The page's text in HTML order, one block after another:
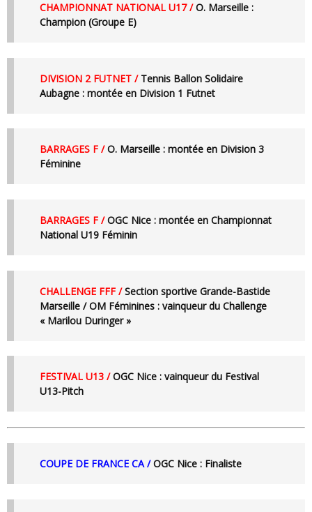
CHAMPIONNAT NATIONAL U17 / O. Marseille :
Champion (Groupe E)
DIVISION 2 FUTNET / Tennis Ballon Solidaire
Aubagne : montée en Division 1 Futnet
BARRAGES F / O. Marseille : montée en Division 3
Féminine
BARRAGES F / OGC Nice : montée en Championnat
National U19 Féminin
CHALLENGE FFF /Section sportive Grande-Bastide
Marseille / OM Féminines : vainqueur du Challenge
« Marilou Duringer »
FESTIVAL U13 /OGC Nice : vainqueur du Festival
U13-Pitch
COUPE DE FRANCE CA / OGC Nice : Finaliste